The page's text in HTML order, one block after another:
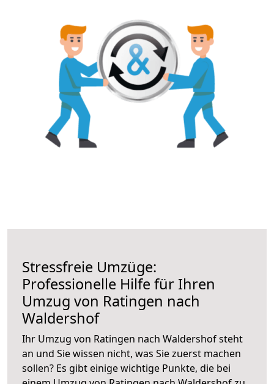
Stressfreie Umzüge:
Professionelle Hilfe für Ihren
Umzug von Ratingen nach
Waldershof
Ihr Umzug von Ratingen nach Waldershof steht
an und Sie wissen nicht, was Sie zuerst machen
sollen? Es gibt einige wichtige Punkte, die bei